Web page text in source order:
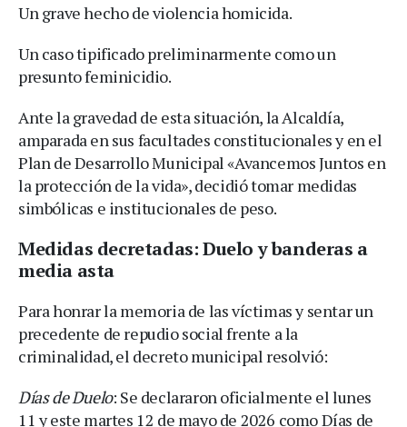
Un grave hecho de violencia homicida.
Un caso tipificado preliminarmente como un
presunto feminicidio.
Ante la gravedad de esta situación, la Alcaldía,
amparada en sus facultades constitucionales y en el
Plan de Desarrollo Municipal «Avancemos Juntos en
la protección de la vida», decidió tomar medidas
simbólicas e institucionales de peso.
Medidas decretadas: Duelo y banderas a
media asta
Para honrar la memoria de las víctimas y sentar un
precedente de repudio social frente a la
criminalidad, el decreto municipal resolvió:
Días de Duelo: Se declararon oficialmente el lunes
11 y este martes 12 de mayo de 2026 como Días de